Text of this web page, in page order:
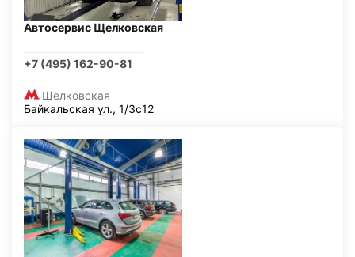
Автосервис Щелковская
+7 (495) 162-90-81
Щелковская
Байкальская ул., 1/3с12